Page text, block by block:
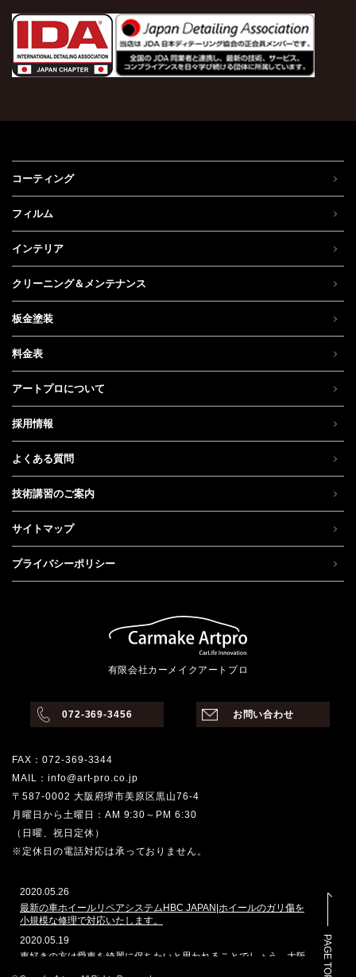
コーティング
フィルム
インテリア
クリーニング＆メンテナンス
板金塗装
料金表
アートプロについて
採用情報
よくある質問
技術講習のご案内
サイトマップ
プライバシーポリシー
有限会社カーメイクアートプロ
072-369-3456 お問い合わせ
FAX：072-369-3344
MAIL：info@art-pro.co.jp
〒587-0002 大阪府堺市美原区黒山76-4
月曜日から土曜日：AM 9:30～PM 6:30
（日曜、祝日定休）
※定休日の電話対応は承っておりません。
2020.05.26
最新の車ホイールリペアシステムHBC JAPAN|ホイールのガリ傷を
小規模な修理で対応いたします。
2020.05.19
車好きの方は愛車を綺麗に保ちたいと思われることでしょう。大阪
PAGE TOP